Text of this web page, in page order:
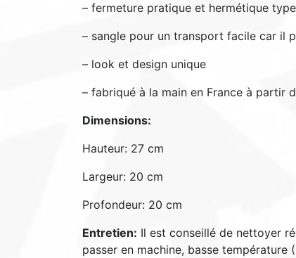
– fermeture pratique et hermétique
– sangle pour un transport facile car il
– look et design unique
– fabriqué à la main en France à partir
Dimensions:
Hauteur: 27 cm
Largeur: 20 cm
Profondeur: 20 cm
Entretien: Il est conseillé de nettoyer
passer en machine, basse température